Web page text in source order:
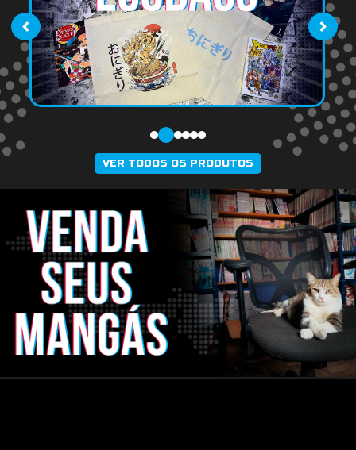
‹ ›
VER TODOS OS PRODUTOS